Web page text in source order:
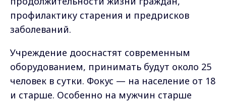
профилактику старения и предрисков
заболеваний.
Учреждение дооснастят современным
оборудованием, принимать будут около 25
человек в сутки. Фокус — на население от 18
и старше. Особенно на мужчин старше